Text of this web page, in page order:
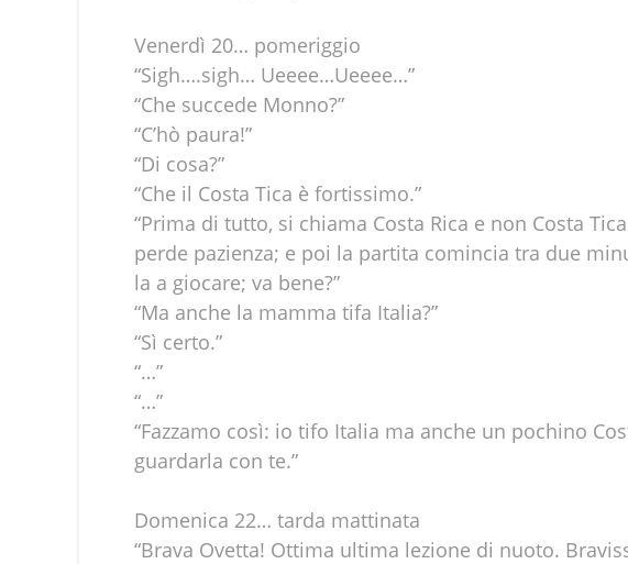
Venerdì 20… pomeriggio
“Sigh….sigh… Ueeee…Ueeee…”
“Che succede Monno?”
“C’hò paura!”
“Di cosa?”
“Che il Costa Tica è fortissimo.”
“Prima di tutto, si chiama Costa Rica e non Costa
perde pazienza; e poi la partita comincia tra due
la a giocare; va bene?”
“Ma anche la mamma tifa Italia?”
“Sì certo.”
“…”
“…”
“Fazzamo così: io tifo Italia ma anche un pochino
guardarla con te.”
Domenica 22… tarda mattinata
“Brava Ovetta! Ottima ultima lezione di nuoto.